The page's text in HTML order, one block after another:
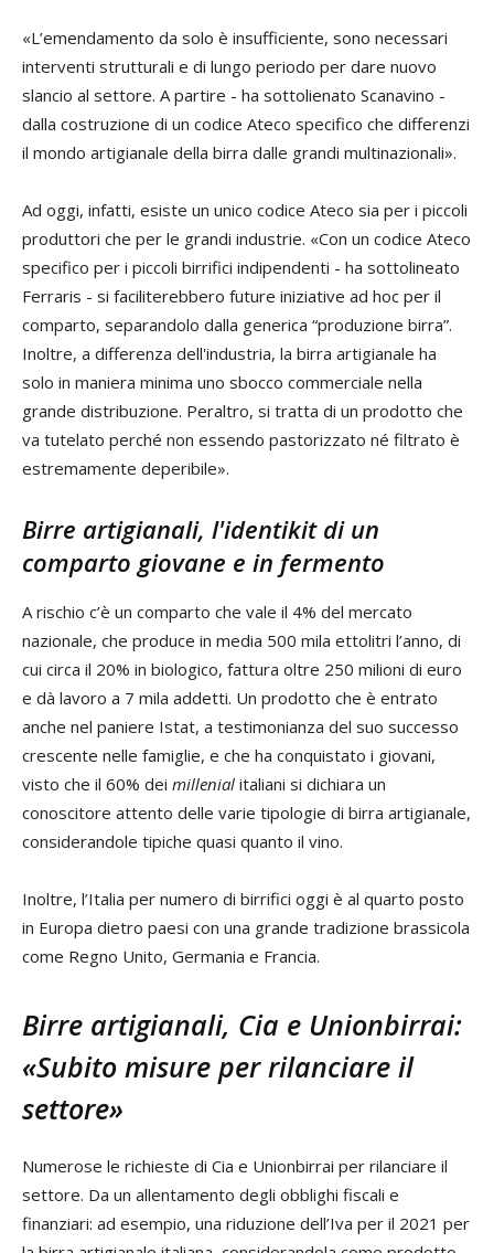
«L’emendamento da solo è insufficiente, sono necessari
interventi strutturali e di lungo periodo per dare nuovo
slancio al settore. A partire - ha sottolienato Scanavino -
dalla costruzione di un codice Ateco specifico che differenzi
il mondo artigianale della birra dalle grandi multinazionali».
Ad oggi, infatti, esiste un unico codice Ateco sia per i piccoli
produttori che per le grandi industrie. «Con un codice Ateco
specifico per i piccoli birrifici indipendenti - ha sottolineato
Ferraris - si faciliterebbero future iniziative ad hoc per il
comparto, separandolo dalla generica “produzione birra”.
Inoltre, a differenza dell'industria, la birra artigianale ha
solo in maniera minima uno sbocco commerciale nella
grande distribuzione. Peraltro, si tratta di un prodotto che
va tutelato perché non essendo pastorizzato né filtrato è
estremamente deperibile».
Birre artigianali, l'identikit di un
comparto giovane e in fermento
A rischio c’è un comparto che vale il 4% del mercato
nazionale, che produce in media 500 mila ettolitri l’anno, di
cui circa il 20% in biologico, fattura oltre 250 milioni di euro
e dà lavoro a 7 mila addetti. Un prodotto che è entrato
anche nel paniere Istat, a testimonianza del suo successo
crescente nelle famiglie, e che ha conquistato i giovani,
visto che il 60% dei millenial italiani si dichiara un
conoscitore attento delle varie tipologie di birra artigianale,
considerandole tipiche quasi quanto il vino.
Inoltre, l’Italia per numero di birrifici oggi è al quarto posto
in Europa dietro paesi con una grande tradizione brassicola
come Regno Unito, Germania e Francia.
Birre artigianali, Cia e Unionbirrai:
«Subito misure per rilanciare il
settore»
Numerose le richieste di Cia e Unionbirrai per rilanciare il
settore. Da un allentamento degli obblighi fiscali e
finanziari: ad esempio, una riduzione dell’Iva per il 2021 per